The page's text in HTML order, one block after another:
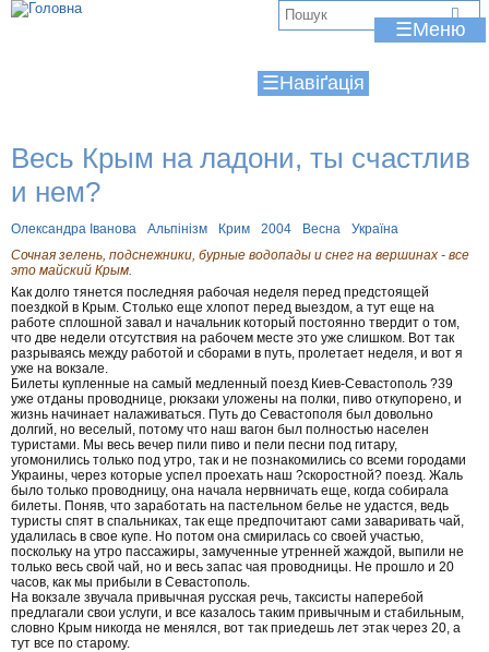
Jump to navigation
☰
☰
Весь Крым на ладони, ты счастлив
и нем?
Олександра Іванова Альпінізм Крим 2004 Весна
Україна
Сочная зелень, подснежники, бурные водопады и снег на вершинах - все
это майский Крым.
Как долго тянется последняя рабочая неделя перед предстоящей
поездкой в Крым. Столько еще хлопот перед выездом, а тут еще на
работе сплошной завал и начальник который постоянно твердит о том,
что две недели отсутствия на рабочем месте это уже слишком. Вот так
разрываясь между работой и сборами в путь, пролетает неделя, и вот я
уже на вокзале.
Билеты купленные на самый медленный поезд Киев-Севастополь ?39
уже отданы проводнице, рюкзаки уложены на полки, пиво откупорено, и
жизнь начинает налаживаться. Путь до Севастополя был довольно
долгий, но веселый, потому что наш вагон был полностью населен
туристами. Мы весь вечер пили пиво и пели песни под гитару,
угомонились только под утро, так и не познакомились со всеми городами
Украины, через которые успел проехать наш ?скоростной? поезд. Жаль
было только проводницу, она начала нервничать еще, когда собирала
билеты. Поняв, что заработать на пастельном белье не удастся, ведь
туристы спят в спальниках, так еще предпочитают сами заваривать чай,
удалилась в свое купе. Но потом она смирилась со своей участью,
поскольку на утро пассажиры, замученные утренней жаждой, выпили не
только весь свой чай, но и весь запас чая проводницы. Не прошло и 20
часов, как мы прибыли в Севастополь.
На вокзале звучала привычная русская речь, таксисты наперебой
предлагали свои услуги, и все казалось таким привычным и стабильным,
словно Крым никогда не менялся, вот так приедешь лет этак через 20, а
тут все по старому.